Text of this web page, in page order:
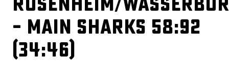
– Main Sharks 58:92
(34:46)